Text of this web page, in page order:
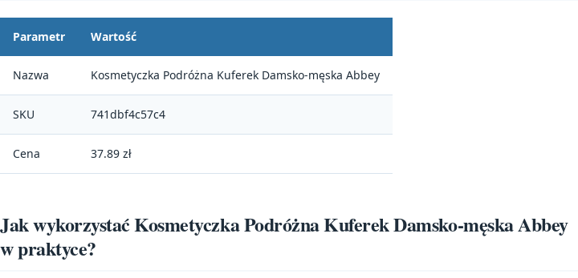
Parametr Wartość
Nazwa Kosmetyczka Podróżna Kuferek Damsko-męska Abbey
SKU 741dbf4c57c4
Cena 37.89 zł
Jak wykorzystać Kosmetyczka Podróżna Kuferek Damsko-męska Abbey
w praktyce?